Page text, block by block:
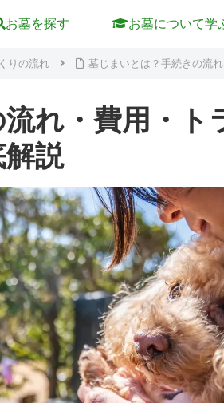
お墓を探す お墓について学
りの流れ 墓じまいとは？手続きの流
れ・費用・ト
説